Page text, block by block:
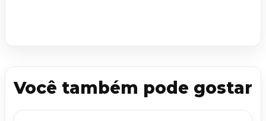
Você também pode gostar